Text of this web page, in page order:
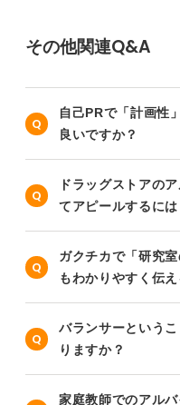
その他関連Q&A
自己PRで「計画性
良いですか？
ドラッグストアの
てアピールするには
ガクチカで「研究
もわかりやすく伝え
バランサーという
りますか？
家庭教師でのアル